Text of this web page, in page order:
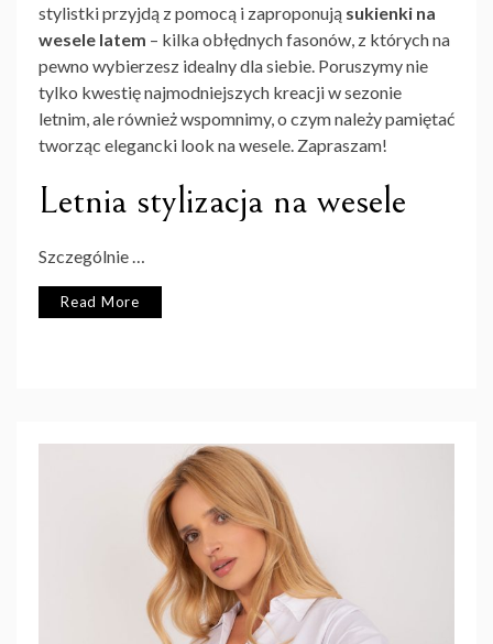
stylistki przyjdą z pomocą i zaproponują sukienki na
wesele latem – kilka obłędnych fasonów, z których na
pewno wybierzesz idealny dla siebie. Poruszymy nie
tylko kwestię najmodniejszych kreacji w sezonie
letnim, ale również wspomnimy, o czym należy pamiętać
tworząc elegancki look na wesele. Zapraszam!
Letnia stylizacja na wesele
Szczególnie …
Read More